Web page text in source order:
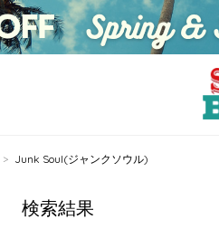
Junk Soul(ジャンクソウル)
検索結果